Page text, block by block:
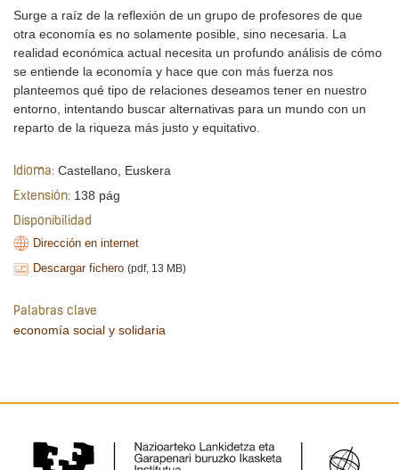
Surge a raíz de la reflexión de un grupo de profesores de que
otra economía es no solamente posible, sino necesaria. La
realidad económica actual necesita un profundo análisis de cómo
se entiende la economía y hace que con más fuerza nos
planteemos qué tipo de relaciones deseamos tener en nuestro
entorno, intentando buscar alternativas para un mundo con un
reparto de la riqueza más justo y equitativo.
Idioma: Castellano, Euskera
Extensión: 138 pág
Disponibilidad
Dirección en internet
Descargar fichero (pdf, 13 MB)
Palabras clave
economía social y solidaria